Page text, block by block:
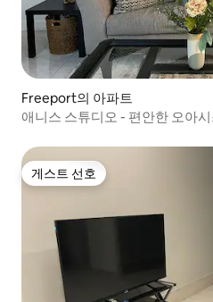
Freeport의 아파트
애니스 스튜디오 - 편안한 오아
게스트 선호
게스트 선호